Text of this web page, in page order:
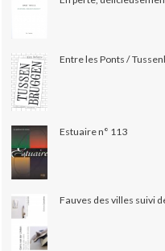
Entre les Ponts /
Estuaire n° 113
Fauves des villes suivi